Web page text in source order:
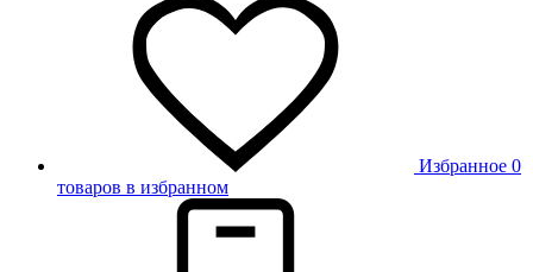
Избранное 0
товаров в избранном